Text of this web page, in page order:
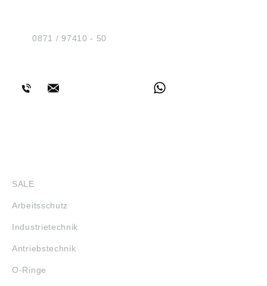
Tel.:0871 / 97410 - 50
SALE
Arbeitsschutz
Industrietechnik
Antriebstechnik
O-Ringe